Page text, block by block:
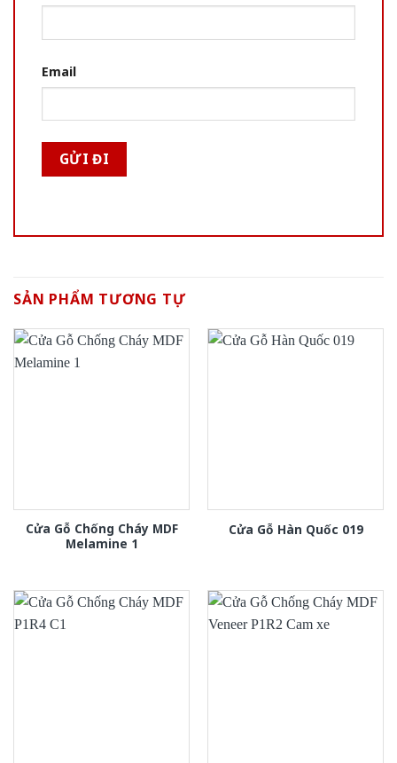
Email
SẢN PHẨM TƯƠNG TỰ
Cửa Gỗ Chống Cháy MDF
Melamine 1
Cửa Gỗ Hàn Quốc 019